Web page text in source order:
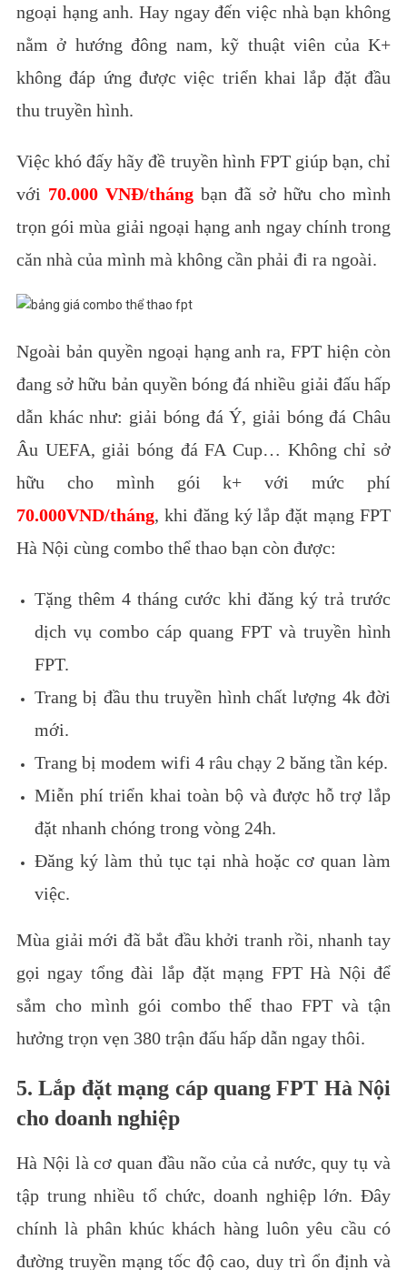
ngoại hạng anh. Hay ngay đến việc nhà bạn không
nằm ở hướng đông nam, kỹ thuật viên của K+
không đáp ứng được việc triển khai lắp đặt đầu
thu truyền hình.
Việc khó đấy hãy đề truyền hình FPT giúp bạn, chỉ
với 70.000 VNĐ/thángbạn đã sở hữu cho mình
trọn gói mùa giải ngoại hạng anh ngay chính trong
căn nhà của mình mà không cần phải đi ra ngoài.
Ngoài bản quyền ngoại hạng anh ra, FPT hiện còn
đang sở hữu bản quyền bóng đá nhiều giải đấu hấp
dẫn khác như: giải bóng đá Ý, giải bóng đá Châu
Âu UEFA, giải bóng đá FA Cup… Không chỉ sở
hữu cho mình gói k+ với mức phí
70.000VND/tháng, khi đăng ký lắp đặt mạng FPT
Hà Nội cùng combo thể thao bạn còn được:
Tặng thêm 4 tháng cước khi đăng ký trả trước
dịch vụ combo cáp quang FPT và truyền hình
FPT.
Trang bị đầu thu truyền hình chất lượng 4k đời
mới.
Trang bị modem wifi 4 râu chạy 2 băng tần kép.
Miễn phí triển khai toàn bộ và được hỗ trợ lắp
đặt nhanh chóng trong vòng 24h.
Đăng ký làm thủ tục tại nhà hoặc cơ quan làm
việc.
Mùa giải mới đã bắt đầu khởi tranh rồi, nhanh tay
gọi ngay tổng đài lắp đặt mạng FPT Hà Nội để
sắm cho mình gói combo thể thao FPT và tận
hưởng trọn vẹn 380 trận đấu hấp dẫn ngay thôi.
5. Lắp đặt mạng cáp quang FPT Hà Nội
cho doanh nghiệp
Hà Nội là cơ quan đầu não của cả nước, quy tụ và
tập trung nhiều tổ chức, doanh nghiệp lớn. Đây
chính là phân khúc khách hàng luôn yêu cầu có
đường truyền mạng tốc độ cao, duy trì ổn định và